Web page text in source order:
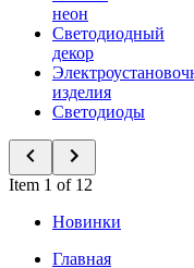
неон
Светодиодный
декор
изделия
Светодиоды
Item 1 of 12
Новинки
Главная